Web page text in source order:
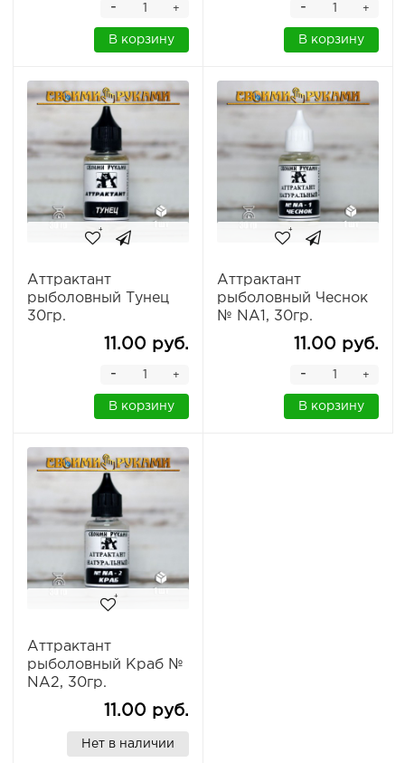
+
-
В корзину
+
-
В корзину
Аттрактант
рыболовный Тунец
30гр.
11.00 руб.
+
-
В корзину
Аттрактант
рыболовный Чеснок
№ NА1, 30гр.
11.00 руб.
+
-
В корзину
Аттрактант
рыболовный Краб №
NА2, 30гр.
11.00 руб.
Нет в наличии